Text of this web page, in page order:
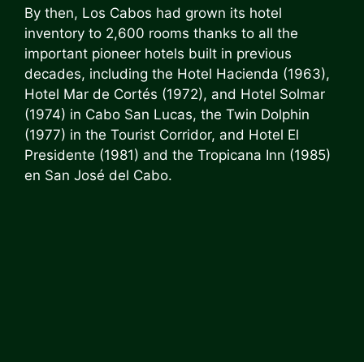
By then, Los Cabos had grown its hotel
inventory to 2,600 rooms thanks to all the
important pioneer hotels built in previous
decades, including the Hotel Hacienda (1963),
Hotel Mar de Cortés (1972), and Hotel Solmar
(1974) in Cabo San Lucas, the Twin Dolphin
(1977) in the Tourist Corridor, and Hotel El
Presidente (1981) and the Tropicana Inn (1985)
en San José del Cabo.